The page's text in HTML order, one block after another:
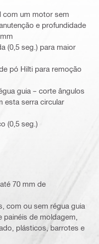
com um motor sem
e profundidade
(0,5 seg.) para maior
pó Hilti para remoção
guia – corte ângulos
esta serra circular
(0,5 seg.)
70 mm de
com ou sem régua guia
de moldagem,
plásticos, barrotes e